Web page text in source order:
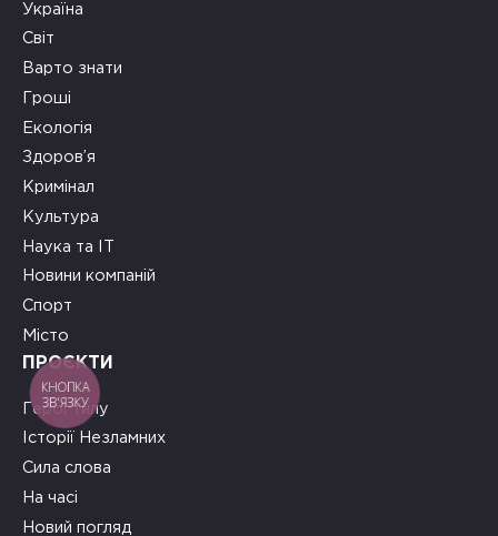
Україна
Світ
Варто знати
Гроші
Екологія
Здоров’я
Кримінал
Культура
Наука та ІТ
Новини компаній
Спорт
Місто
ПРОЄКТИ
Герої тилу
Історії Незламних
Сила слова
На часі
Новий погляд
КНОПКА
ЗВ'ЯЗКУ